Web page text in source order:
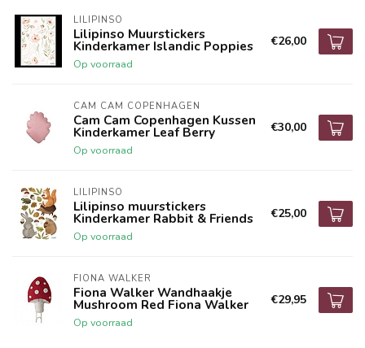
LILIPINSO
Lilipinso Muurstickers
Kinderkamer Islandic Poppies
Op voorraad
€26,00
CAM CAM COPENHAGEN
Cam Cam Copenhagen Kussen
Kinderkamer Leaf Berry
Op voorraad
€30,00
LILIPINSO
Lilipinso muurstickers
Kinderkamer Rabbit & Friends
Op voorraad
€25,00
FIONA WALKER
Fiona Walker Wandhaakje
Mushroom Red Fiona Walker
Op voorraad
€29,95